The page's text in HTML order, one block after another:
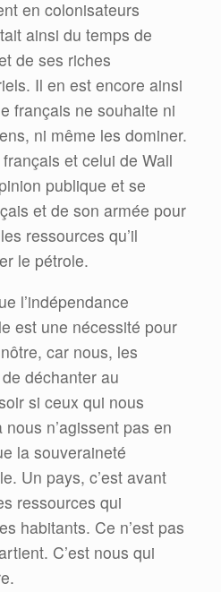
en colonisateurs
ainsi du temps de
de ses riches
Il en est encore ainsi
français ne souhaite ni
ni même les dominer.
et celui de Wall
publique et se
et de son armée pour
ressources qu’il
le pétrole.
l’indépendance
est une nécessité pour
car nous, les
déchanter au
si ceux qui nous
n’agissent pas en
la souveraineté
Un pays, c’est avant
ressources qui
habitants. Ce n’est pas
C’est nous qui